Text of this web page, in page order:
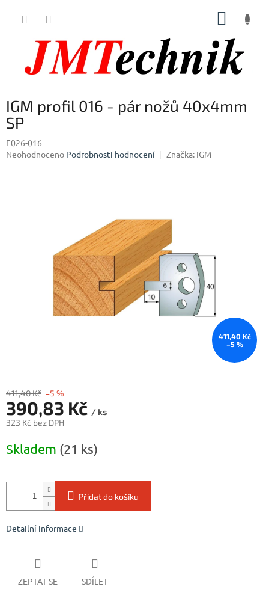
IGM profil 016 - pár nožů 40x4mm
SP
F026-016
Průměrné
Neohodnoceno Podrobnosti hodnocení Značka: IGM
411,40 Kč
–5 %
411,40 Kč –5 %
390,83 Kč / ks
323 Kč bez DPH
cena:
Skladem (21 ks)
Přidat do košíku
Detailní informace
ZEPTAT SE SDÍLET